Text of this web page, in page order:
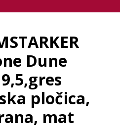
Dune
pločica,
mat